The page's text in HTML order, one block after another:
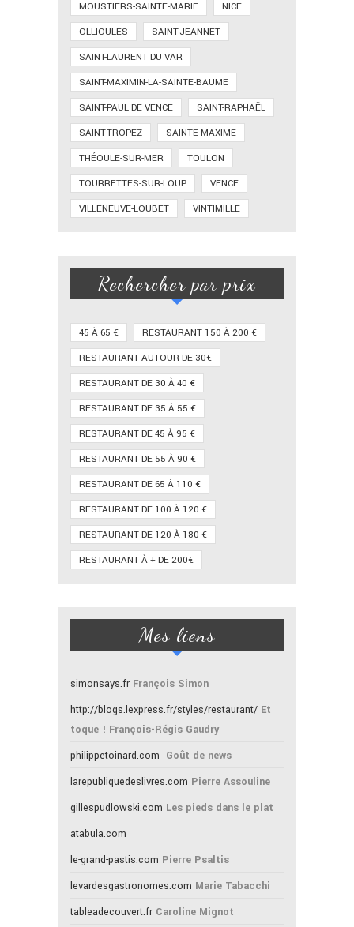
MOUSTIERS-SAINTE-MARIE
NICE
OLLIOULES
SAINT-JEANNET
SAINT-LAURENT DU VAR
SAINT-MAXIMIN-LA-SAINTE-BAUME
SAINT-PAUL DE VENCE
SAINT-RAPHAËL
SAINT-TROPEZ
SAINTE-MAXIME
THÉOULE-SUR-MER
TOULON
TOURRETTES-SUR-LOUP
VENCE
VILLENEUVE-LOUBET
VINTIMILLE
Rechercher par prix
45 À 65 €
RESTAURANT 150 À 200 €
RESTAURANT AUTOUR DE 30€
RESTAURANT DE 30 À 40 €
RESTAURANT DE 35 À 55 €
RESTAURANT DE 45 À 95 €
RESTAURANT DE 55 À 90 €
RESTAURANT DE 65 À 110 €
RESTAURANT DE 100 À 120 €
RESTAURANT DE 120 À 180 €
RESTAURANT À + DE 200€
Mes liens
simonsays.fr François Simon
http://blogs.lexpress.fr/styles/restaurant/ Et
toque ! François-Régis Gaudry
philippetoinard.com Goût de news
larepubliquedeslivres.com Pierre Assouline
gillespudlowski.com Les pieds dans le plat
atabula.com
le-grand-pastis.com Pierre Psaltis
levardesgastronomes.com Marie Tabacchi
tableadecouvert.fr Caroline Mignot